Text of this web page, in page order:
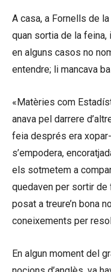
A casa, a Fornells de
quan sortia de la
en alguns casos no
entendre; li mancava
«Matèries com
anava pel darrere
feia després era
s’empodera,
els sotmetem a
quedaven per sortir
posat a treure’n bona
coneixements per
En algun moment del